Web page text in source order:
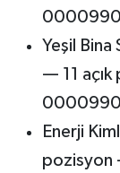
Yeşil Bina
— 11
Enerji